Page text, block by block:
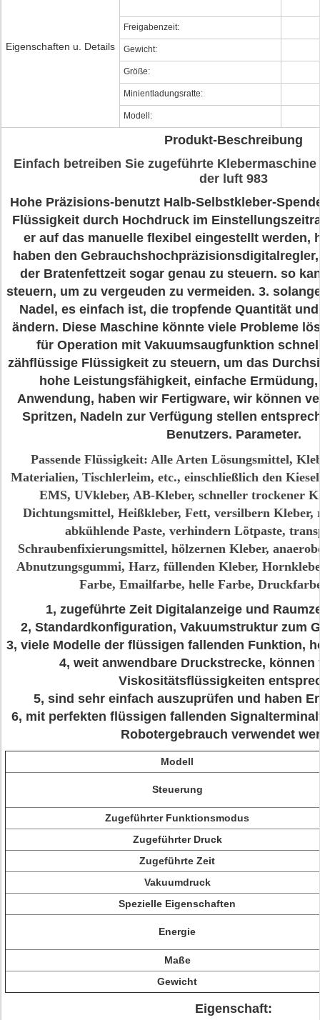
Eigenschaften u. Details
Freigabenzeit:
Gewicht:
Größe:
Minientladungsratte:
Modell:
Produkt-Beschreibung
Einfach betreiben Sie zugeführte
der luft 983
Hohe Präzisions-benutzt Halb-Selbstkleber-
Flüssigkeit durch Hochdruck im
er auf das manuelle flexibel eingestellt werden,
haben den
der Bratenfettzeit sogar genau zu steuern. so
steuern, um zu vergeuden zu vermeiden. 3.
Nadel, es einfach ist, die tropfende Quantität
ändern. Diese Maschine könnte viele Probleme
für Operation mit Vakuumsaugfunktion
zähflüssige Flüssigkeit zu steuern, um das
hohe Leistungsfähigkeit, einfache
Anwendung, haben wir Fertigware, wir können
Spritzen, Nadeln zur Verfügung stellen
Benutzers. Parameter.
Passende Flüssigkeit: Alle Arten Lösungsmittel,
Materialien, Tischlerleim, etc., einschließlich den
EMS, UVkleber, AB-Kleber, schneller trockener
Dichtungsmittel, Heißkleber, Fett, versilbern Kleber,
abkühlende Paste, verhindern Lötpaste,
Schraubenfixierungsmittel, hölzernen Kleber,
Abnutzungsgummi, Harz, füllenden Kleber,
Farbe, Emailfarbe, helle Farbe,
1, zugeführte Zeit Digitalanzeige und
2, Standardkonfiguration, Vakuumstruktur zum
3, viele Modelle der flüssigen fallenden Funktion,
4, weit anwendbare Druckstrecke, können
Viskositätsflüssigkeiten
5, sind sehr einfach auszuprüfen und haben
6, mit perfekten flüssigen fallenden
Robotergebrauch verwendet
Modell
Steuerung
Zugeführter Funktionsmodus
Zugeführter Druck
Zugeführte Zeit
Vakuumdruck
Spezielle Eigenschaften
Energie
Maße
Gewicht
Eigenschaft: